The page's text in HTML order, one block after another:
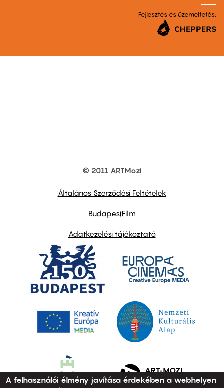
Fejlesztés és üzemeltetés:
© 2011 ARTMozi
Általános Szerződési Feltételek
BudapestFilm
Adatkezelési tájékoztató
A felhasználói élmény javítása érdekében a webhelyen